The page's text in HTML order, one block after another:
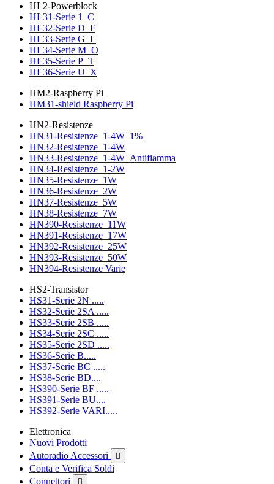
HL2-Powerblock
HL31-Serie 1_C
HL32-Serie D_F
HL33-Serie G_L
HL34-Serie M_O
HL35-Serie P_T
HL36-Serie U_X
HM2-Raspberry Pi
HM31-shield Raspberry Pi
HN2-Resistenze
HN31-Resistenze_1-4W_1%
HN32-Resistenze_1-4W
HN33-Resistenze_1-4W_Antifiamma
HN34-Resistenze_1-2W
HN35-Resistenze_1W
HN36-Resistenze_2W
HN37-Resistenze_5W
HN38-Resistenze_7W
HN390-Resistenze_11W
HN391-Resistenze_17W
HN392-Resistenze_25W
HN393-Resistenze_50W
HN394-Resistenze Varie
HS2-Transistor
HS31-Serie 2N .....
HS32-Serie 2SA .....
HS33-Serie 2SB .....
HS34-Serie 2SC .....
HS35-Serie 2SD .....
HS36-Serie B.....
HS37-Serie BC .....
HS38-Serie BD....
HS390-Serie BF .....
HS391-Serie BU....
HS392-Serie VARI.....
Elettronica
Nuovi Prodotti
Autoradio Accessori

Conta e Verifica Soldi
Connettori
